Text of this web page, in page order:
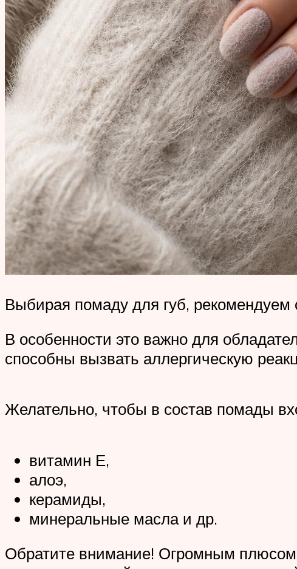
Выбирая помаду для губ,
В особенности это важно для
способны вызвать аллергическую
Желательно, чтобы в состав помады
витамин Е,
алоэ,
керамиды,
минеральные масла и др.
Обратите внимание! Огромным